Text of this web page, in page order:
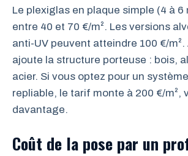
Le plexiglas en plaque simple (4 à 6
entre 40 et 70 €/m². Les versions
anti-UV peuvent atteindre 100 €/m².
ajoute la structure porteuse : bois,
acier. Si vous optez pour un
repliable, le tarif monte à 200 €/m²,
davantage.
Coût de la pose par un